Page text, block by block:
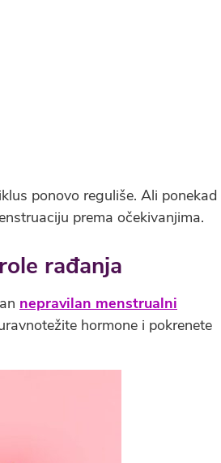
ponovo reguliše. Ali ponekad
prema očekivanjima.
rađanja
nepravilan menstrualni
hormone i pokrenete